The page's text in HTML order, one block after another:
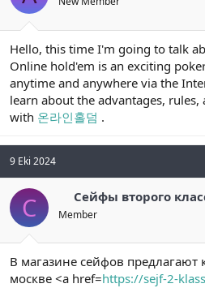
Hello, this time I'm going to talk
Online hold'em is an exciting
anytime and anywhere via the
learn about the advantages,
with 온라인홀덤 .
9 Eki 2024
С Сейфы второго
Member
В магазине сейфов предлагают
москве <a href=https://sejf-2-